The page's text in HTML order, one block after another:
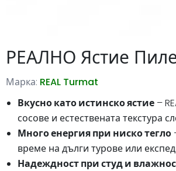
РЕАЛНО Ястие
Марка: REAL Turmat
Вкусно като истинско ястие –
сосове и естествената текстура
Много енергия при ниско тегло
време на дълги турове или
Надеждност при студ и